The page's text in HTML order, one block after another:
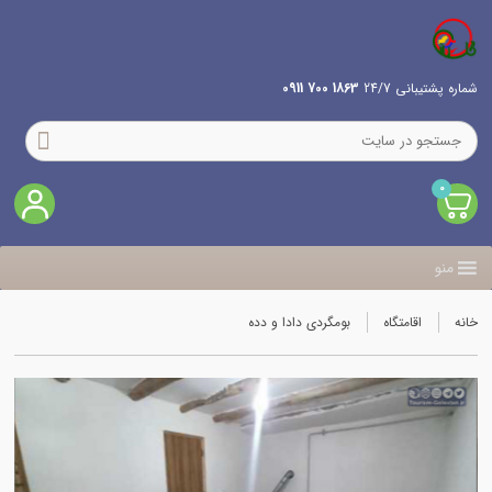
شماره پشتیبانی 24/7 1863 700 0911
0
منو
خانه اقامتگاه بومگردی دادا و دده